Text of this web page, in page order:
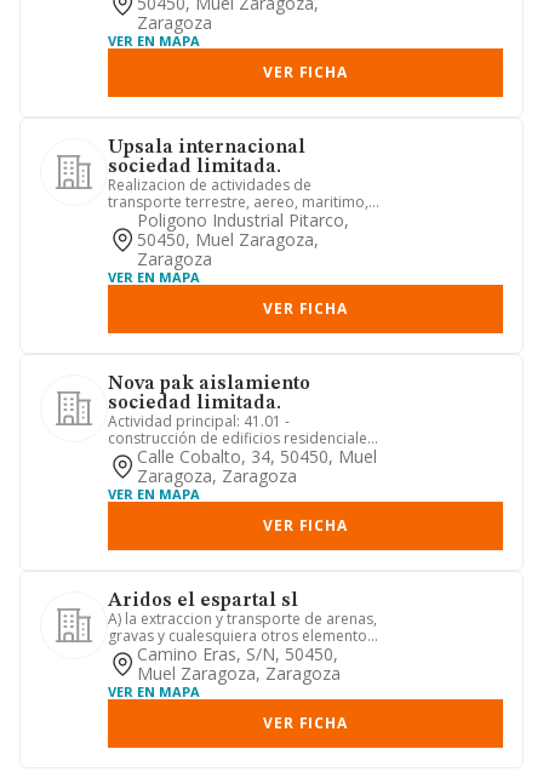
Zaragoza
VER EN MAPA
VER FICHA
Upsala internacional
sociedad limitada.
Realizacion de actividades de
transporte terrestre, aereo, maritimo,
fluvial o combinado, de logist...
Poligono Industrial Pitarco,
50450, Muel Zaragoza,
Zaragoza
VER EN MAPA
VER FICHA
Nova pak aislamiento
sociedad limitada.
Actividad principal: 41.01 -
construcción de edificios residenciales.
otras actividades: 41.02 - co...
Calle Cobalto, 34, 50450, Muel
Zaragoza, Zaragoza
VER EN MAPA
VER FICHA
Aridos el espartal sl
A) la extraccion y transporte de arenas,
gravas y cualesquiera otros elementos
naturales para la co...
Camino Eras, S/n, 50450,
Muel Zaragoza, Zaragoza
VER EN MAPA
VER FICHA